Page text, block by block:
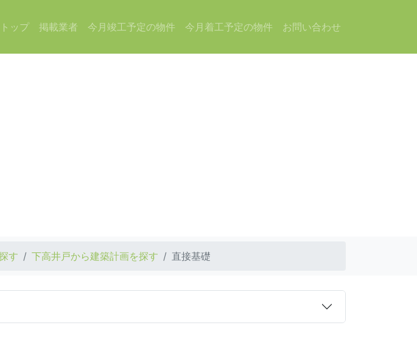
トップ 掲載業者 今月竣工予定の物件 今月着工予定の物件 お問い合わせ
す 下高井戸から建築計画を探す 直接基礎